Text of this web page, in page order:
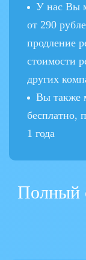
У нас Вы
от 290
продление
стоимости
других
Вы также
бесплатно,
1 года
Полный